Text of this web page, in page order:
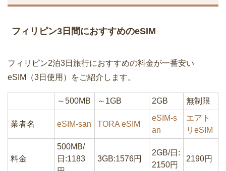
フィリピン3日間におすすめのeSIM
フィリピン2泊3日旅行におすすめの料金が一番安い
eSIM（3日使用）をご紹介します。
～500MB ～1GB 2GB 無制限
業者名 eSIM-san TORA eSIM
eSIM-s
an
エアト
リeSIM
料金
500MB/
日:1183
3GB:1576円
2GB/日:
2150円
2190円